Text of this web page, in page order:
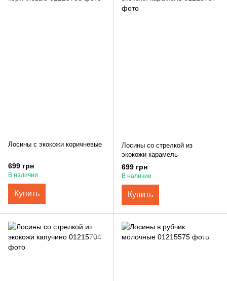
Лосины с экокожи коричневые
699 грн
В наличии
Купить
Лосины со стрелкой из
экокожи карамель
699 грн
В наличии
Купить